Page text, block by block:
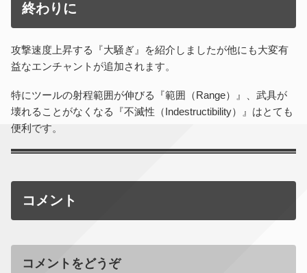
終わりに
攻撃速度上昇する『大騒ぎ』を紹介しましたが他にも大変有
益なエンチャントが追加されます。
特にツールの射程範囲が伸びる『範囲（Range）』、武具が
壊れることがなくなる『不滅性（Indestructibility）』はとても
便利です。
コメント
コメントをどうぞ